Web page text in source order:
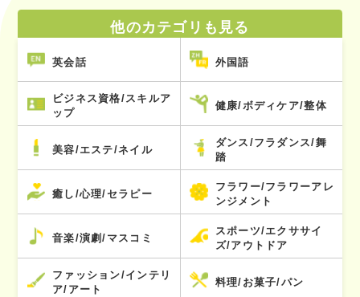
他のカテゴリも見る
英会話 外国語
ビジネス資格/スキルア
ップ
健康/ボディケア/整体
美容/エステ/ネイル
ダンス/フラダンス/舞
踏
癒し/心理/セラピー
フラワー/フラワーアレ
ンジメント
音楽/演劇/マスコミ
スポーツ/エクササイ
ズ/アウトドア
ファッション/インテリ
ア/アート
料理/お菓子/パン